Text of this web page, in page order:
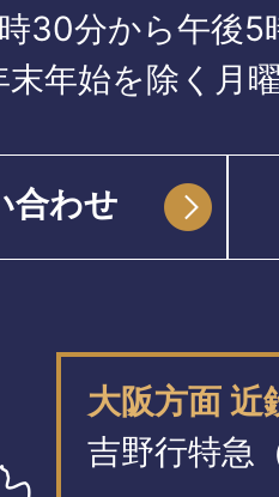
30分から午後5
末年始を除く月
合わせ
大阪方面
吉野行特急